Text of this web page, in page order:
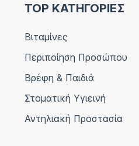
TOP ΚΑΤΗΓΟΡΙΕΣ
Βιταμίνες
Περιποίηση Προσώπου
Βρέφη & Παιδιά
Στοματική Υγιεινή
Αντηλιακή Προστασία